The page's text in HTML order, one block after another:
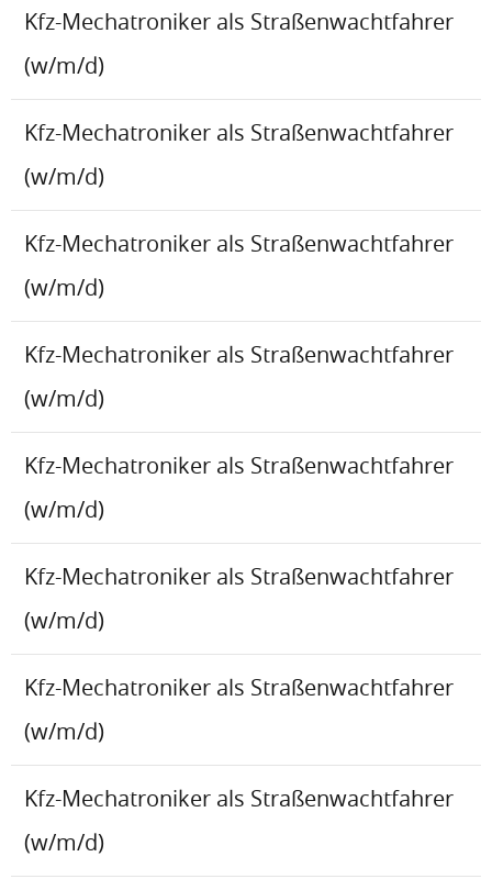
Kfz-Mechatroniker als Straßenwachtfahrer
(w/m/d)
Kfz-Mechatroniker als Straßenwachtfahrer
(w/m/d)
Kfz-Mechatroniker als Straßenwachtfahrer
(w/m/d)
Kfz-Mechatroniker als Straßenwachtfahrer
(w/m/d)
Kfz-Mechatroniker als Straßenwachtfahrer
(w/m/d)
Kfz-Mechatroniker als Straßenwachtfahrer
(w/m/d)
Kfz-Mechatroniker als Straßenwachtfahrer
(w/m/d)
Kfz-Mechatroniker als Straßenwachtfahrer
(w/m/d)